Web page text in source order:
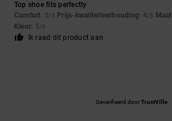
Top shoe fits perfectly
Comfort: 5/5 Prijs-kwaliteitverhouding: 4/5 Maat
Kleur: 5/5
Ik raad dit product aan
Geverifieerd doorTrustVille